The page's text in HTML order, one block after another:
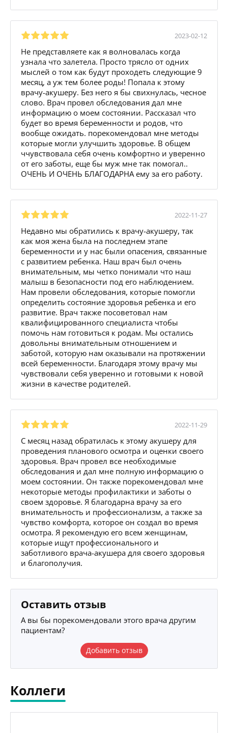
2023-02-12
Не представляете как я волновалась когда
узнала что залетела. Просто трясло от одних
мыслей о том как будут проходеть следующие 9
месяц, а уж тем более роды! Попала к этому
врачу-акушеру. Без него я бы свихнулась, чесное
слово. Врач провел обследования дал мне
информацию о моем состоянии. Рассказал что
будет во время беременности и родов, что
вообще ожидать. порекомендовал мне методы
которые могли улучшить здоровье. В общем
ччувствовала себя очень комфортно и уверенно
от его заботы, еще бы муж мне так помогал..
ОЧЕНЬ И ОЧЕНЬ БЛАГОДАРНА ему за его работу.
2022-11-27
Недавно мы обратились к врачу-акушеру, так
как моя жена была на последнем этапе
беременности и у нас были опасения, связанные
с развитием ребенка. Наш врач был очень
внимательным, мы четко понимали что наш
малыш в безопасности под его наблюдением.
Нам провели обследования, которые помогли
определить состояние здоровья ребенка и его
развитие. Врач также посоветовал нам
квалифицированного специалиста чтобы
помочь нам готовиться к родам. Мы остались
довольны внимательным отношением и
заботой, которую нам оказывали на протяжении
всей беременности. Благодаря этому врачу мы
чувствовали себя уверенно и готовыми к новой
жизни в качестве родителей.
2022-11-29
С месяц назад обратилась к этому акушеру для
проведения планового осмотра и оценки своего
здоровья. Врач провел все необходимые
обследования и дал мне полную информацию о
моем состоянии. Он также порекомендовал мне
некоторые методы профилактики и заботы о
своем здоровье. Я благодарна врачу за его
внимательность и профессионализм, а также за
чувство комфорта, которое он создал во время
осмотра. Я рекомендую его всем женщинам,
которые ищут профессионального и
заботливого врача-акушера для своего здоровья
и благополучия.
Оставить отзыв
А вы бы порекомендовали этого врача другим
пациентам?
Добавить отзыв
Коллеги